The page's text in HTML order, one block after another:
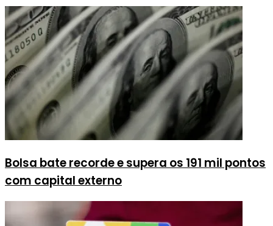
Bolsa bate recorde e supera os 191 mil pontos
com capital externo